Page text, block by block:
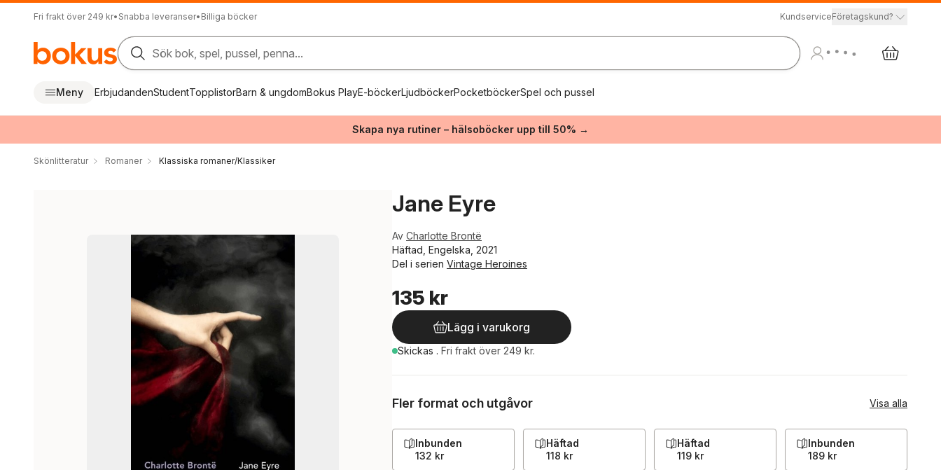
Fri frakt över 249 kr• Snabba leveranser• Billiga böcker KundserviceFöretagskund?
Sök bok, spel, pussel, penna...
Meny ErbjudandenStudentTopplistorBarn & ungdomBokus PlayE-böckerLjudböckerPocketböckerSpel och pussel
Skapa nya rutiner – hälsoböcker upp till 50% →
Skönlitteratur Romaner Klassiska romaner/Klassiker
Jane Eyre
Av Charlotte Brontë
Häftad, Engelska, 2021
Del i serien Vintage Heroines
135 kr
Lägg i varukorg
Skickas . Fri frakt över 249 kr.
Fler format och utgåvor Visa alla
Inbunden
132 kr
Häftad
118 kr
Häftad
119 kr
Inbunden
189 kr